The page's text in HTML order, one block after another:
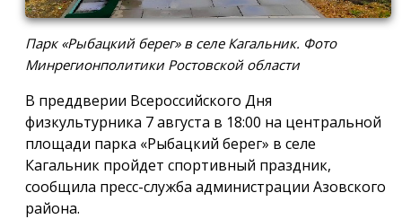
Парк «Рыбацкий берег» в селе Кагальник. Фото
Минрегионполитики Ростовской области
В преддверии Всероссийского Дня
физкультурника 7 августа в 18:00 на центральной
площади парка «Рыбацкий берег» в селе
Кагальник пройдет спортивный праздник,
сообщила пресс-служба администрации Азовского
района.